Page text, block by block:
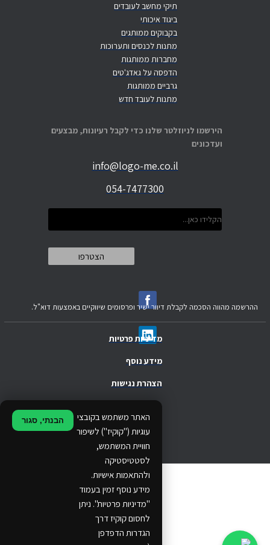
תיקי מחשב לעובדים
ביגוד איכותי
בקבוקים ממותגים
מתנות לכנסים ותערוכות
מחברות ממותגות
הדפסה על גאדג'טים
גרביים ממותגות
מתנות לעובד חדש
הירשמו לניוזלטר שלנו כדי לקבל רעיונות, מבצעים
ועדכונים
info@logo-me.co.il
054-7477300
מדיניות פרטיות
האתר משתמש בקובצי
עוגיות ("קוקיז") לשיפור
חוויית המשתמש,
לסטטיסטיקה
ולהתאמות אישיות.
מידע נוסף זמין בעמוד
"מדיניות פרטיות". ניתן
לחסום קוקיז דרך
הגדרות הדפדפן
הבנתי, סגור
מידע נוסף
.
הצהרת נגישות
ההרשמה מהווה הסכמה לקבלת דיוור ישיר ופרסומים שיווקיים באמצעות דוא"ל.
© 2024 Ethos Business. All rights reserved.
..
...